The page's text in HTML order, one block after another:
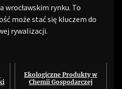
wrocławskim rynku. To
może stać się kluczem do
rywalizacji.
Ekologiczne Produkty w
Chemii Gospodarczej